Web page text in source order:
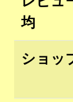
均
ショッ